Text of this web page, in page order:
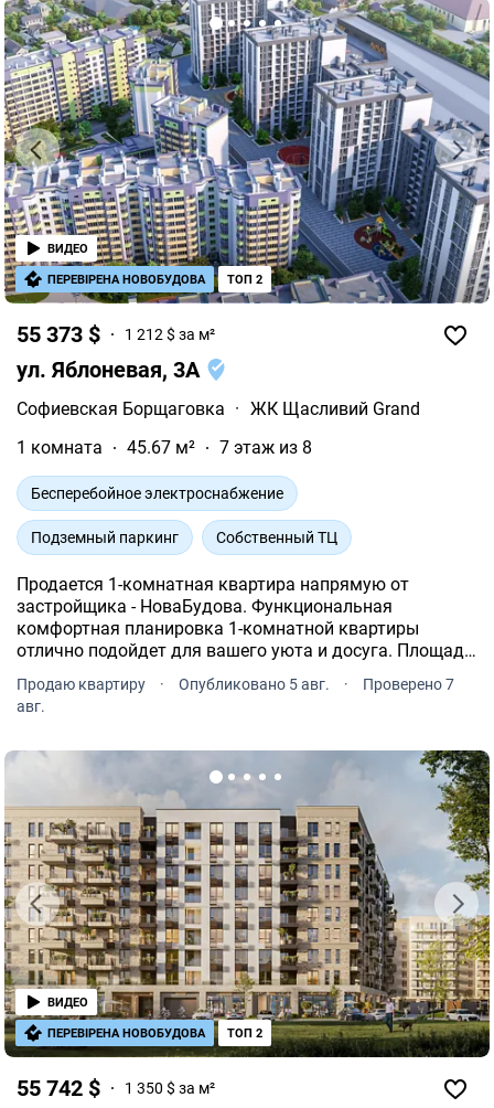
55 373 $ 1 212 $ за м²
ул. Яблоневая, 3А
Софиевская Борщаговка · ЖК Щасливий Grand
1 комната
45.67 м² 7 этаж из 8
Бесперебойное электроснабжение
Подземный паркинг Собственный ТЦ
Продается 1-комнатная квартира напрямую от
застройщика - НоваБудова. Функциональная
комфортная планировка 1-комнатной квартиры
отлично подойдет для вашего уюта и досуга. Площадь
расположена на 7 этаже 8-и этажного дома.
Продаю квартиру · Опубликовано 5 авг. ·
Проверено 7
авг.
ВИДЕО
ПЕРЕВІРЕНА НОВОБУДОВА ТОП 2
55 742 $ 1 350 $ за м²
ВИДЕО
ПЕРЕВІРЕНА НОВОБУДОВА ТОП 2